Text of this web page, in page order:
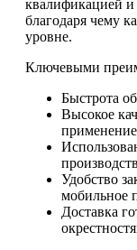
квалификацией
благодаря чему
уровне.
Ключевыми
Быстрота
Высокое
Удобство
мобильное
Доставка